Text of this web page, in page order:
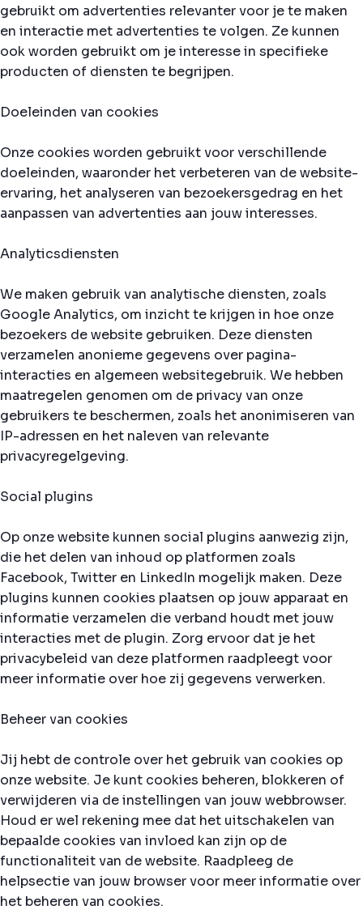
gebruikt om advertenties relevanter voor je te maken
en interactie met advertenties te volgen. Ze kunnen
ook worden gebruikt om je interesse in specifieke
producten of diensten te begrijpen.
Doeleinden van cookies
Onze cookies worden gebruikt voor verschillende
doeleinden, waaronder het verbeteren van de website-
ervaring, het analyseren van bezoekersgedrag en het
aanpassen van advertenties aan jouw interesses.
Analyticsdiensten
We maken gebruik van analytische diensten, zoals
Google Analytics, om inzicht te krijgen in hoe onze
bezoekers de website gebruiken. Deze diensten
verzamelen anonieme gegevens over pagina-
interacties en algemeen websitegebruik. We hebben
maatregelen genomen om de privacy van onze
gebruikers te beschermen, zoals het anonimiseren van
IP-adressen en het naleven van relevante
privacyregelgeving.
Social plugins
Op onze website kunnen social plugins aanwezig zijn,
die het delen van inhoud op platformen zoals
Facebook, Twitter en LinkedIn mogelijk maken. Deze
plugins kunnen cookies plaatsen op jouw apparaat en
informatie verzamelen die verband houdt met jouw
interacties met de plugin. Zorg ervoor dat je het
privacybeleid van deze platformen raadpleegt voor
meer informatie over hoe zij gegevens verwerken.
Beheer van cookies
Jij hebt de controle over het gebruik van cookies op
onze website. Je kunt cookies beheren, blokkeren of
verwijderen via de instellingen van jouw webbrowser.
Houd er wel rekening mee dat het uitschakelen van
bepaalde cookies van invloed kan zijn op de
functionaliteit van de website. Raadpleeg de
helpsectie van jouw browser voor meer informatie over
het beheren van cookies.